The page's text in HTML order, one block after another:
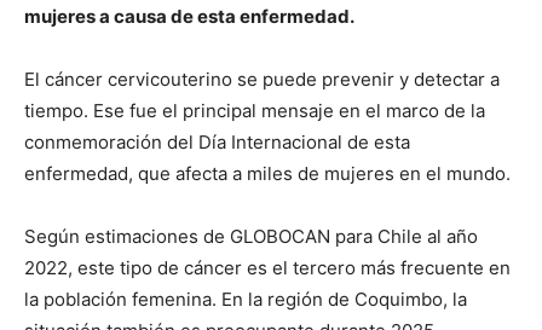
mujeres a causa de esta enfermedad.
El cáncer cervicouterino se puede prevenir y detectar a
tiempo. Ese fue el principal mensaje en el marco de la
conmemoración del Día Internacional de esta
enfermedad, que afecta a miles de mujeres en el mundo.
Según estimaciones de GLOBOCAN para Chile al año
2022, este tipo de cáncer es el tercero más frecuente en
la población femenina. En la región de Coquimbo, la